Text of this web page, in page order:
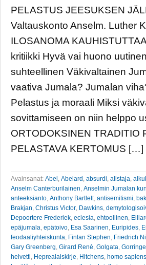
PELASTUS JEESUKSEN
Valtauskonto Anselm. Luther
ILOSANOMA
kritiikki Hyvä vai huono
suhteellinen Väkivaltainen
vaativa Jumala? Jumalan
Pelastus ja moraali Miksi
sovittamiseen on niin helppo
ORTODOKSINEN TRADITIO
PELASTAVA KERTOMUS […]
Avainsanat: Abel , Abelard , absurdi, alistaja,
Anselm Canterburilainen, Anselmin Jumalan
anteeksianto, Anthony Bartlett, antisemitismi,
Brakjan, Christus Victor, Dawkins,
Depoortere Frederiek, eclesia, ehtoollinen,
epäjumala, epätoivo, Esa Saarinen, Euripides,
feodaaliyhteiskunta, Finlan Stephen, Friedrich
Gary Greenberg, Girard René, Golgata,
helvetti, Heprealaiskirje, Hitchens, homo sapiens